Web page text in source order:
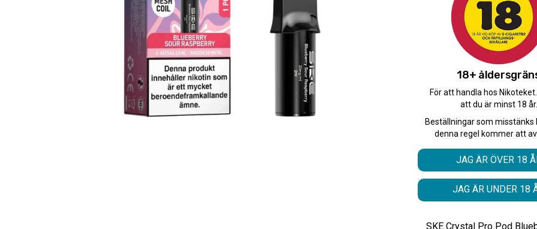
kr
10-PACK
+
-
Snabba leveranser med
Beställningar innan
Leverans 1-3
SKE Crystal Pro Pod
18+
För att handla hos
att du är minst 18 år.
Beställningar som misstänks
denna regel kommer att
JAG ÄR ÖVER 18
JAG ÄR UNDER 18